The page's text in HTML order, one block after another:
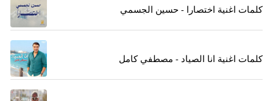
كلمات اغنية اختصارا - حسين الجسمي
كلمات اغنية انا الصياد - مصطفي كامل